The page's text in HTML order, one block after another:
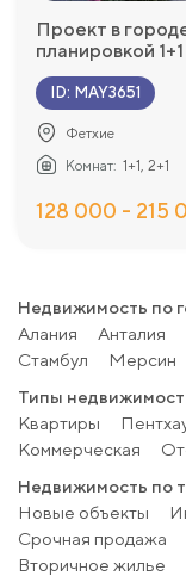
Проект в
планировкой 1+1
ID: MAY3651
Фетхие
Комнат: 1+1, 2+1
128 000 - 215
Недвижимость по
Алания
Анталия
Стамбул
Мерсин
Типы
Квартиры
Коммерческая
Недвижимость по
Новые объекты
Срочная продажа
Вторичное жилье